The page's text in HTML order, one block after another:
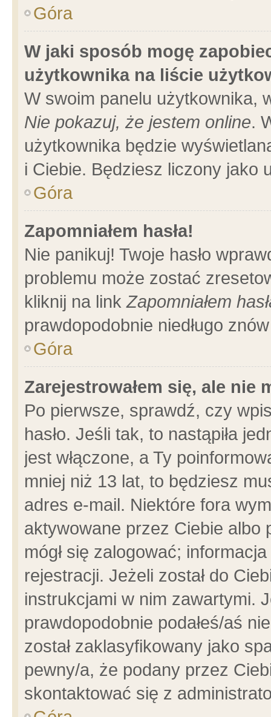
Góra
W jaki sposób mogę
użytkownika na liście
W swoim panelu użytkownika,
Nie pokazuj, że jestem online.
użytkownika będzie
i Ciebie. Będziesz liczony jako
Góra
Zapomniałem hasła!
Nie panikuj! Twoje hasło
problemu może zostać
kliknij na linkZapomniałem
prawdopodobnie niedługo
Góra
Zarejestrowałem się, ale nie
Po pierwsze, sprawdź, czy
hasło. Jeśli tak, to nastąpiła
jest włączone, a Ty
mniej niż 13 lat, to będziesz
adres e-mail. Niektóre fora
aktywowane przez Ciebie albo
mógł się zalogować;
rejestracji. Jeżeli został do
instrukcjami w nim zawartymi.
prawdopodobnie podałeś/aś
został zaklasyfikowany jako
pewny/a, że podany przez
skontaktować się z